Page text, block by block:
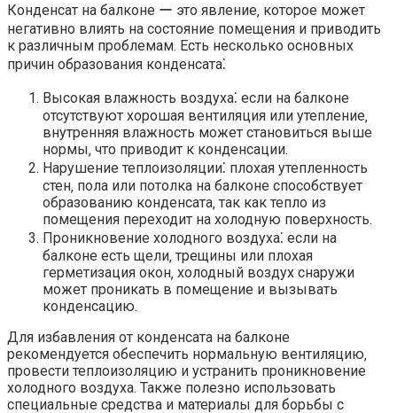
Конденсат на балконе ー это явление‚ которое может
негативно влиять на состояние помещения и приводить
к различным проблемам. Есть несколько основных
причин образования конденсата⁚
Высокая влажность воздуха⁚ если на балконе
отсутствуют хорошая вентиляция или утепление‚
внутренняя влажность может становиться выше
нормы‚ что приводит к конденсации.​
Нарушение теплоизоляции⁚ плохая утепленность
стен‚ пола или потолка на балконе способствует
образованию конденсата‚ так как тепло из
помещения переходит на холодную поверхность.​
Проникновение холодного воздуха⁚ если на
балконе есть щели‚ трещины или плохая
герметизация окон‚ холодный воздух снаружи
может проникать в помещение и вызывать
конденсацию.​
Для избавления от конденсата на балконе
рекомендуется обеспечить нормальную вентиляцию‚
провести теплоизоляцию и устранить проникновение
холодного воздуха.​ Также полезно использовать
специальные средства и материалы для борьбы с